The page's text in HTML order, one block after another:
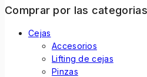
Comprar por las categorias
Cejas
Accesorios
Lifting de cejas
Pinzas